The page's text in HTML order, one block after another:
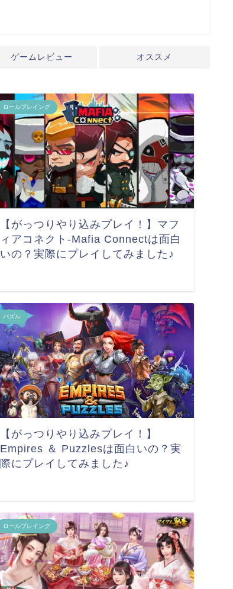
ゲームレビュー オススメ
ロールプレイング
【がっつりやり込みプレイ！】マフ
ィアコネクト-Mafia Connectは面白
いの？実際にプレイしてみました♪
パズル
【がっつりやり込みプレイ！】
Empires ＆ Puzzlesは面白いの？実
際にプレイしてみました♪
ロールプレイング